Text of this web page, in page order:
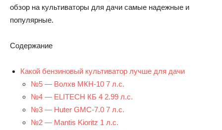
обзор на культиваторы для дачи самые надежные и
популярные.
Содержание
Какой бензиновый культиватор лучше для дачи
№5 — Волхв МКН-10 7 л.с.
№4 — ELITECH КБ 4 2.99 л.с.
№3 — Huter GMC-7.0 7 л.с.
№2 — Mantis Kioritz 1 л.с.